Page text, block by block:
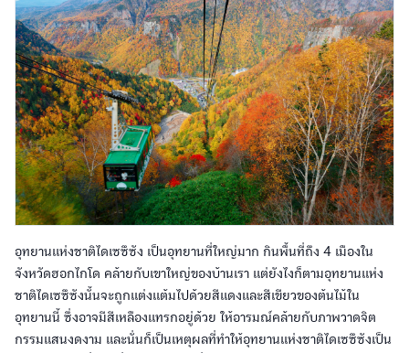
อุทยานแห่งชาติไดเซซึซัง เป็นอุทยานที่ใหญ่มาก กินพื้นที่ถึง 4 เมืองใน
จังหวัดฮอกไกโด คล้ายกับเขาใหญ่ของบ้านเรา แต่ยังไงก็ตามอุทยานแห่ง
ชาติไดเซซึซังนั้นจะถูกแต่งแต้มไปด้วยสีแดงและสีเขียวของต้นไม้ใน
อุทยานนี้ ซึ่งอาจมีสีเหลืองแทรกอยู่ด้วย ให้อารมณ์คล้ายกับภาพวาดจิต
กรรมแสนงดงาม และนั่นก็เป็นเหตุผลที่ทำให้อุทยานแห่งชาติไดเซซึซังเป็น